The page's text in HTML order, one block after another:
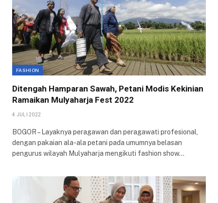
FASHION
Ditengah Hamparan Sawah, Petani Modis Kekinian
Ramaikan Mulyaharja Fest 2022
4 JULI 2022
BOGOR – Layaknya peragawan dan peragawati profesional,
dengan pakaian ala-ala petani pada umumnya belasan
pengurus wilayah Mulyaharja mengikuti fashion show…